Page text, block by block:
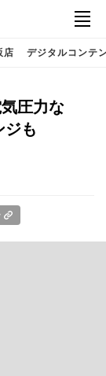
店 デジタルコンテ
圧力な
ジも